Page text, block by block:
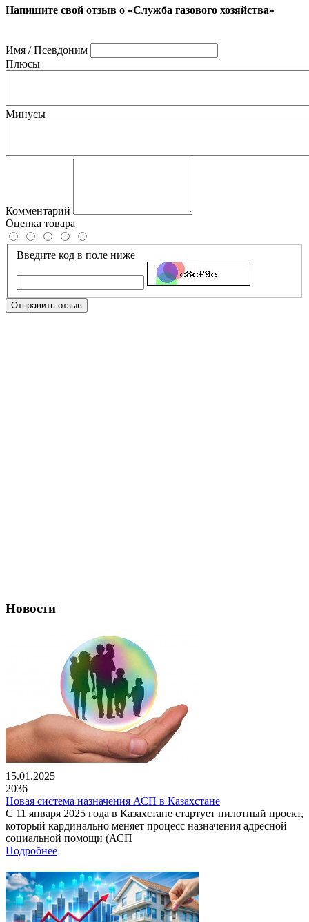
Напишите свой отзыв о «Служба газового хозяйства»
Имя / Псевдоним
Плюсы
Минусы
Комментарий
Оценка товара
Введите код в поле ниже
Отправить отзыв
Новости
15.01.2025
2036
Новая система назначения АСП в Казахстане
С 11 января 2025 года в Казахстане стартует пилотный проект,
который кардинально меняет процесс назначения адресной
социальной помощи (АСП
Подробнее